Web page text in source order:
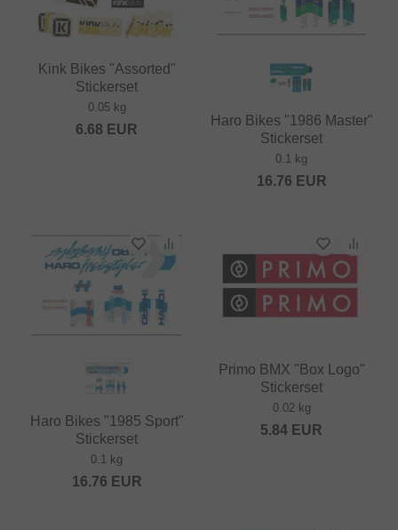
Kink Bikes "Assorted"
Stickerset
0.05 kg
6.68 EUR
Haro Bikes "1986 Master"
Stickerset
0.1 kg
16.76 EUR
Haro Bikes "1985 Sport"
Stickerset
0.1 kg
16.76 EUR
Primo BMX "Box Logo"
Stickerset
0.02 kg
5.84 EUR